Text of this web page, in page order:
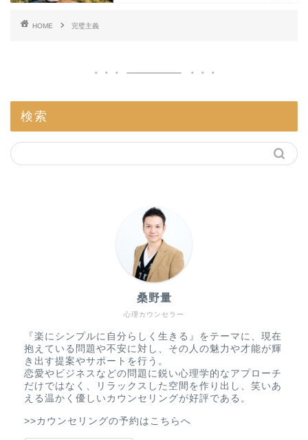
HOME 完璧主義
検索
心理カウンセラー
桑野量
『楽にシンプルに自分らしく生きる』をテーマに、現在
抱えている問題や不安に対し、その人の魅力や才能が輝
き出す提案やサポートを行う。
恋愛やビジネスなどの問題に鋭い心理学的なアプローチ
だけではなく、リラックスした空間を作り出し、笑いあ
える温かく優しいカウンセリングが好評である。
>>カウンセリングの予約はこちらへ